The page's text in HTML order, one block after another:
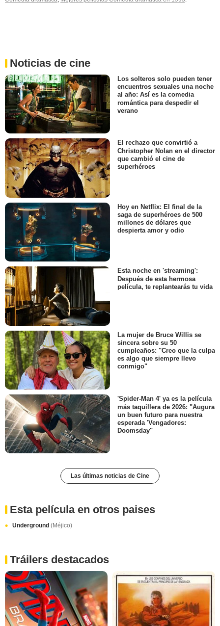
Noticias de cine
Los solteros solo pueden tener
encuentros sexuales una noche
al año: Así es la comedia
romántica para despedir el
verano
El rechazo que convirtió a
Christopher Nolan en el director
que cambió el cine de
superhéroes
Hoy en Netflix: El final de la
saga de superhéroes de 500
millones de dólares que
despierta amor y odio
Esta noche en 'streaming':
Después de esta hermosa
película, te replantearás tu vida
La mujer de Bruce Willis se
sincera sobre su 50
cumpleaños: "Creo que la culpa
es algo que siempre llevo
conmigo"
'Spider-Man 4' ya es la película
más taquillera de 2026: "Augura
un buen futuro para nuestra
esperada 'Vengadores:
Doomsday"
Las últimas noticias de Cine
Esta película en otros paises
Underground (Méjico)
Tráilers destacados